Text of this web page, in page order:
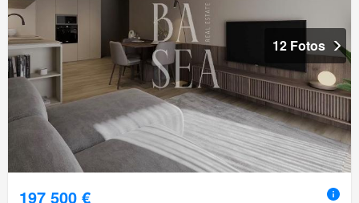
12 Fotos
197 500 €